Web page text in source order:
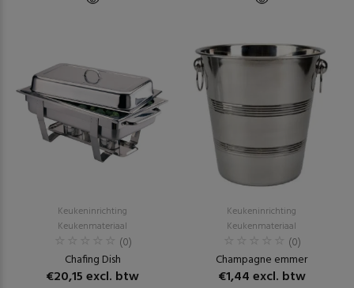
Keukeninrichting
Keukenmateriaal
(0)
Chafing Dish
€20,15 excl. btw
Keukeninrichting
Keukenmateriaal
(0)
Champagne emmer
€1,44 excl. btw